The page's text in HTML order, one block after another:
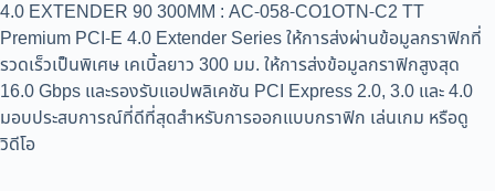
4.0 EXTENDER 90 300MM : AC-058-CO1OTN-C2 TT
Premium PCI-E 4.0 Extender Series ให้การส่งผ่านข้อมูลกราฟิกที่
รวดเร็วเป็นพิเศษ เคเบิ้ลยาว 300 มม. ให้การส่งข้อมูลกราฟิกสูงสุด
16.0 Gbps และรองรับแอปพลิเคชัน PCI Express 2.0, 3.0 และ 4.0
มอบประสบการณ์ที่ดีที่สุดสำหรับการออกแบบกราฟิก เล่นเกม หรือดู
วิดีโอ